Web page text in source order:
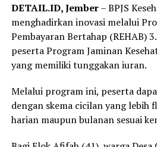
DETAIL.ID, Jember– BPJS
menghadirkan inovasi melalui
Pembayaran Bertahap (REHAB)
peserta Program Jaminan
yang memiliki tunggakan iuran.
Melalui program ini, peserta
dengan skema cicilan yang lebih
harian maupun bulanan sesuai